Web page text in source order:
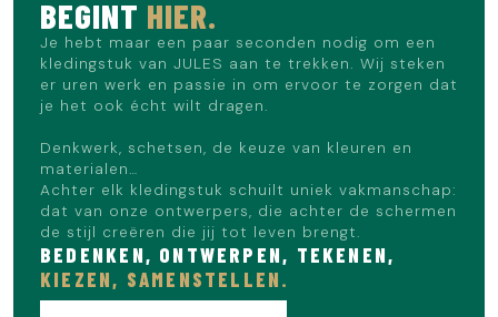
BEGINT HIER.
Je hebt maar een paar seconden nodig om een
kledingstuk van JULES aan te trekken. Wij steken
er uren werk en passie in om ervoor te zorgen dat
je het ook écht wilt dragen.
Denkwerk, schetsen, de keuze van kleuren en
materialen…
Achter elk kledingstuk schuilt uniek vakmanschap:
dat van onze ontwerpers, die achter de schermen
de stijl creëren die jij tot leven brengt.
BEDENKEN, ONTWERPEN, TEKENEN,
KIEZEN, SAMENSTELLEN.